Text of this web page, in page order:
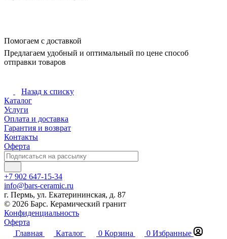
Помогаем с доставкой
Предлагаем удобный и оптимальный по цене способ
отправки товаров
Назад к списку
Каталог
Услуги
Оплата и доставка
Гарантия и возврат
Контакты
Оферта
+7 902 647-15-34
info@bars-ceramic.ru
г. Пермь, ул. Екатерининская, д. 87
© 2026 Барс. Керамический гранит
Конфиденциальность
Оферта
Главная
Каталог 0 Корзина 0 Избранные